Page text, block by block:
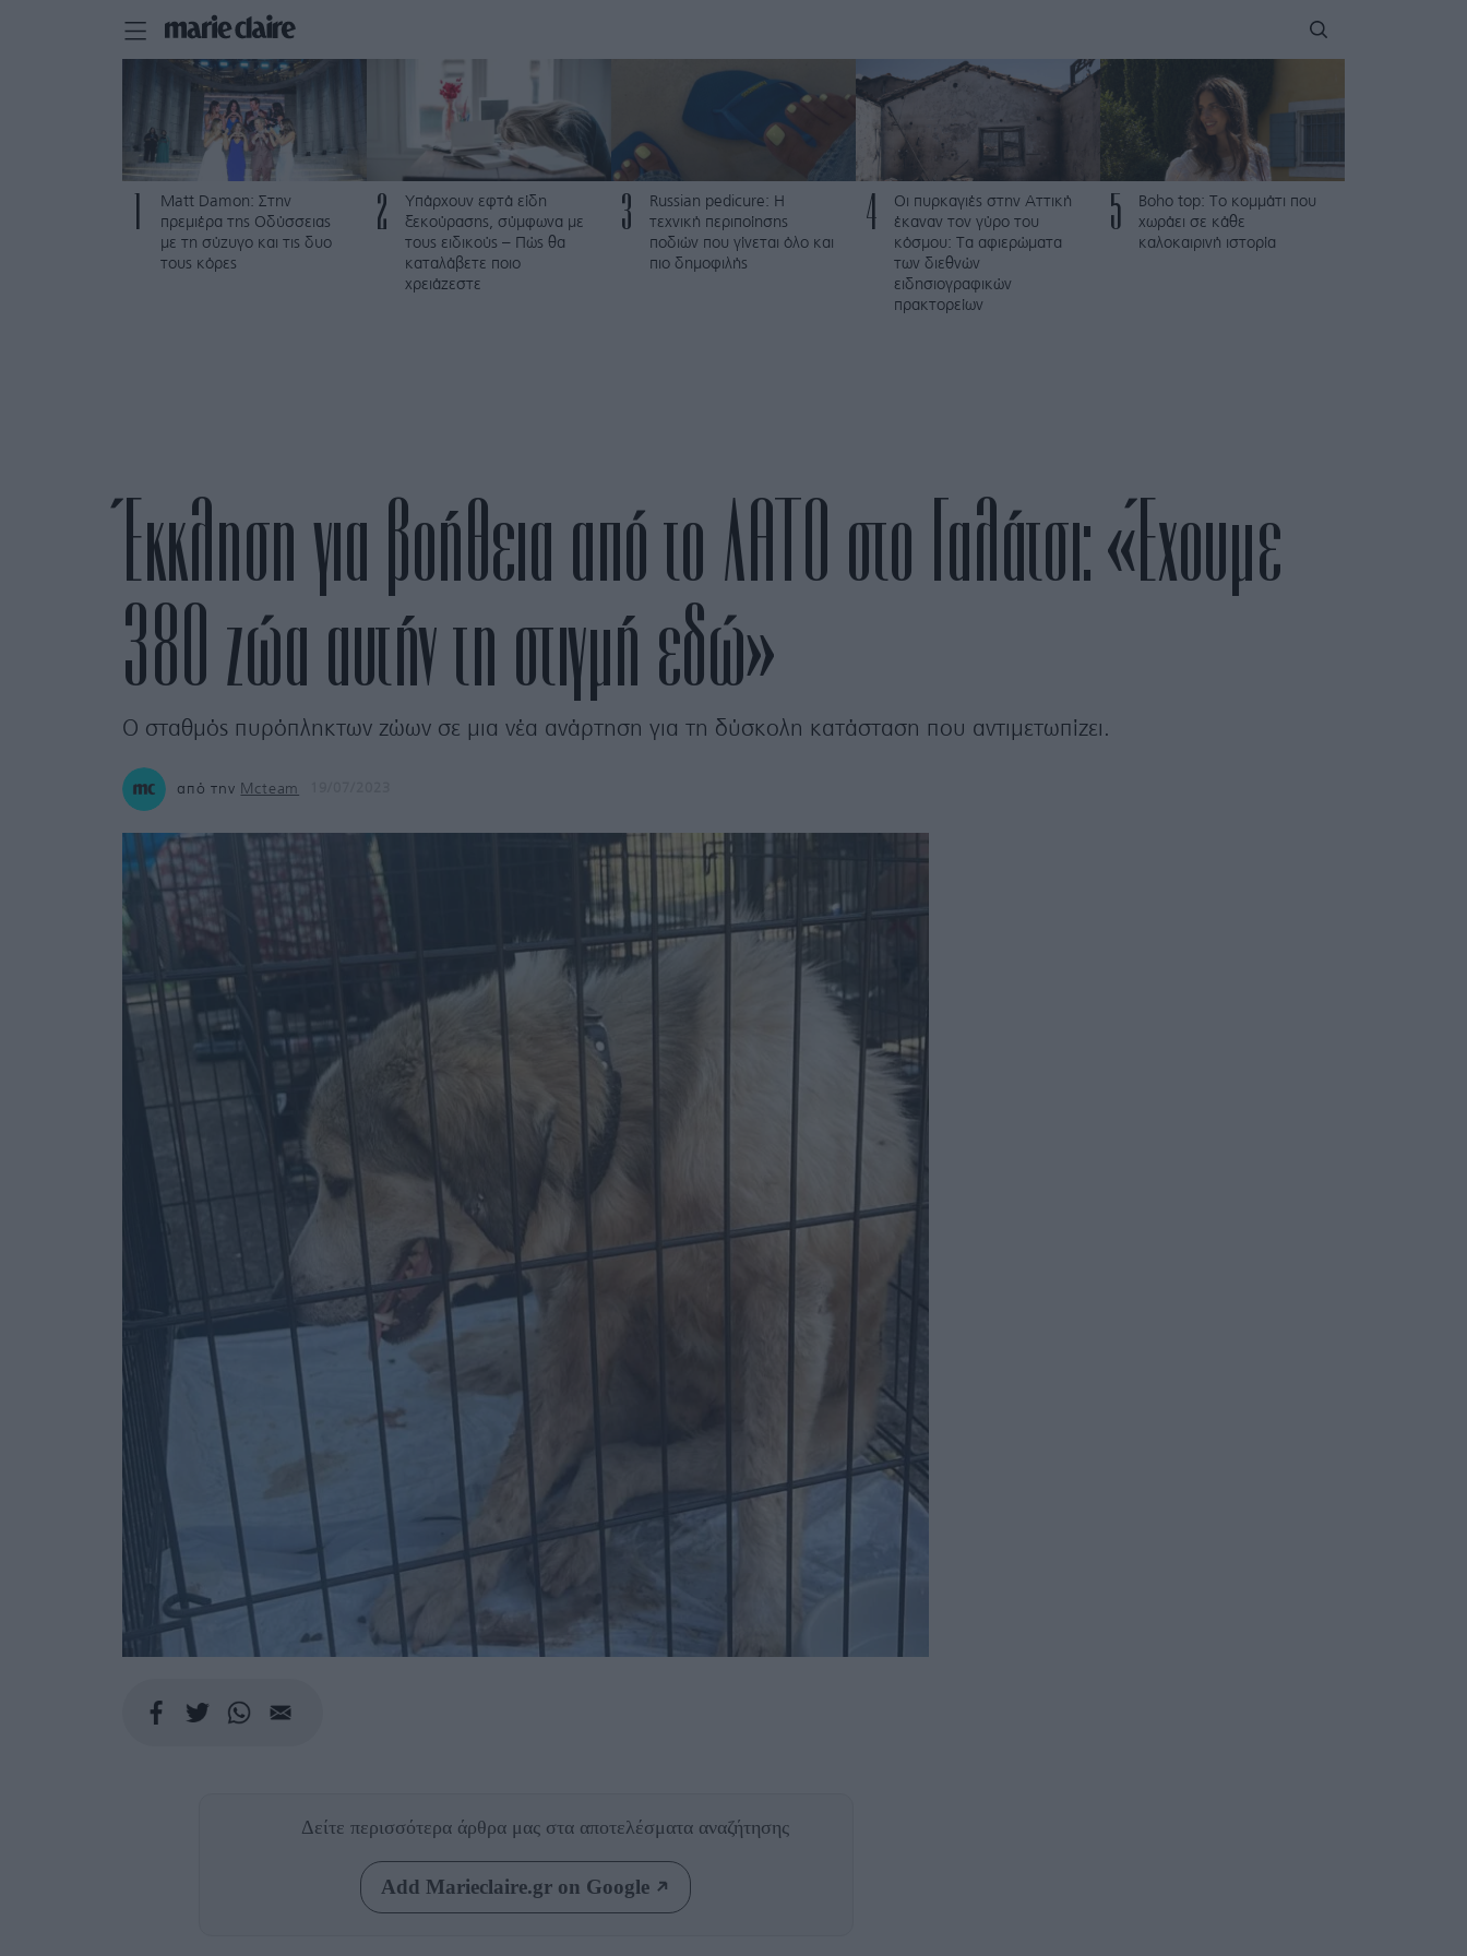
Matt Damon: Στην
πρεμιέρα της Οδύσσειας
με τη σύζυγο και τις δυο
τους κόρες
2
Υπάρχουν εφτά είδη
ξεκούρασης, σύμφωνα με
τους ειδικούς – Πώς θα
καταλάβετε ποιο
χρειάζεστε
3
Russian pedicure: Η
τεχνική περιποίησης
ποδιών που γίνεται όλο και
πιο δημοφιλής
4
Οι πυρκαγιές στην Αττική
έκαναν τον γύρο του
κόσμου: Τα αφιερώματα
των διεθνών
ειδησιογραφικών
πρακτορείων
5
Boho top: Το κομμάτι που
χωράει σε κάθε
καλοκαιρινή ιστορία
Έκκληση για βοήθεια από το ΛΑΤΟ στο Γαλάτσι: «Έχουμε
380 ζώα αυτήν τη στιγμή εδώ»
Ο σταθμός πυρόπληκτων ζώων σε μια νέα ανάρτηση για τη δύσκολη κατάσταση που αντιμετωπίζει.
από την Mcteam
Δείτε περισσότερα άρθρα μας στα αποτελέσματα αναζήτησης
Add Marieclaire.gr on Google